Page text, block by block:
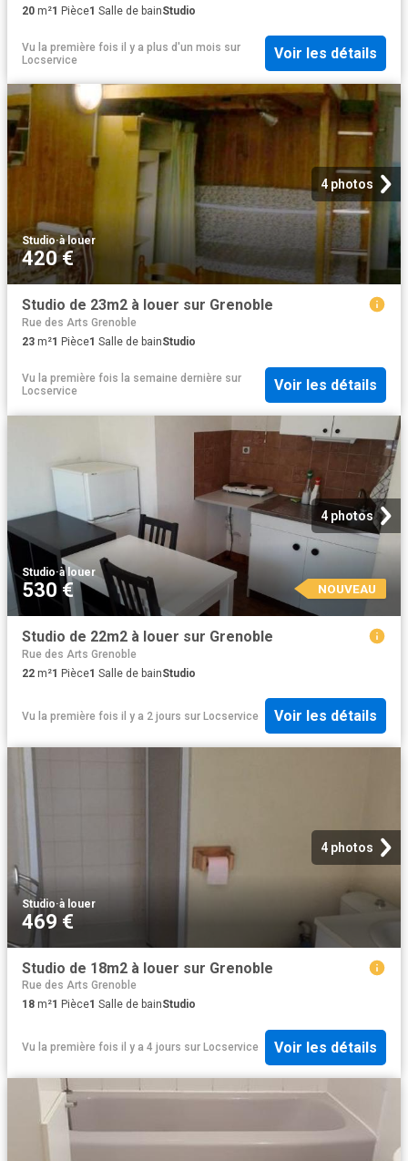
20 m²1 Pièce1 Salle de bainStudio
Vu la première fois il y a plus d'un mois sur
Locservice
Voir les détails
4 photos
Studio·à louer
420 €
Studio de 23m2 à louer sur Grenoble
Rue des Arts Grenoble
23 m²1 Pièce1 Salle de bainStudio
Vu la première fois la semaine dernière sur
Locservice
Voir les détails
4 photos
Studio·à louer
530 € NOUVEAU
Studio de 22m2 à louer sur Grenoble
Rue des Arts Grenoble
22 m²1 Pièce1 Salle de bainStudio
Vu la première fois il y a 2 jours sur Locservice Voir les détails
4 photos
Studio·à louer
469 €
Studio de 18m2 à louer sur Grenoble
Rue des Arts Grenoble
18 m²1 Pièce1 Salle de bainStudio
Vu la première fois il y a 4 jours sur Locservice Voir les détails